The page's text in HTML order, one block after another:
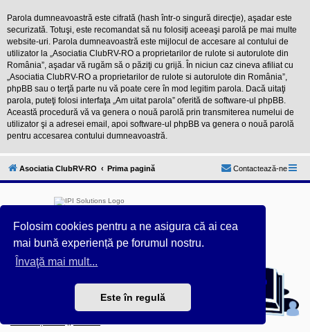
Folosim cookies pentru a ne asigura că ai cea
mai bună experiență pe forumul nostru.
Învaţă mai mult...
Este în regulă
Parola dumneavoastră este cifrată (hash într-o singură direcţie), aşadar este
securizată. Totuşi, este recomandat să nu folosiţi aceeaşi parolă pe mai multe
website-uri. Parola dumneavoastră este mijlocul de accesare al contului de
utilizator la „Asociatia ClubRV-RO a proprietarilor de rulote si autorulote din
România”, aşadar vă rugăm să o păziţi cu grijă. În niciun caz cineva afiliat cu
„Asociatia ClubRV-RO a proprietarilor de rulote si autorulote din România”,
phpBB sau o terţă parte nu vă poate cere în mod legitim parola. Dacă uitaţi
parola, puteţi folosi interfaţa „Am uitat parola” oferită de software-ul phpBB.
Această procedură vă va genera o nouă parolă prin transmiterea numelui de
utilizator şi a adresei email, apoi software-ul phpBB va genera o nouă parolă
pentru accesarea contului dumneavoastră.
Asociatia ClubRV-RO Prima pagină Contactează-ne
Furnizat de phpBB® Forum Software © phpBB Limited
Style ProsilverSlideEdition created by Talk19Zehn OnGray-
Design.de & Style Updated by